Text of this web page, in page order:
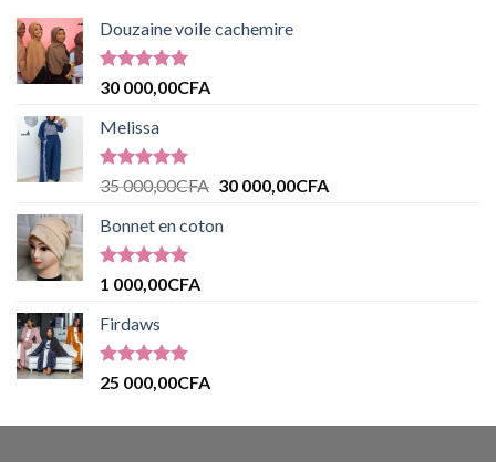
Douzaine voile cachemire
Note5.00
30 000,00CFA
Melissa
Note5.00
35 000,00CFA 30 000,00CFA
Bonnet en coton
Note 5.00
1 000,00CFA
Firdaws
Note5.00
25 000,00CFA